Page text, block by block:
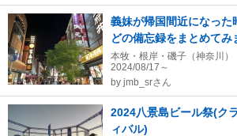
義妹が帰国間近になった
どの備忘録をまとめてみ
本牧・根岸・磯子（神奈川）
2024/08/17～
by jmb_srさん
2024八景島ビール祭(ク
ィバル)